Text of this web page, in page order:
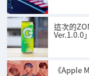
這次的
Ver.1.0.0
《Apple